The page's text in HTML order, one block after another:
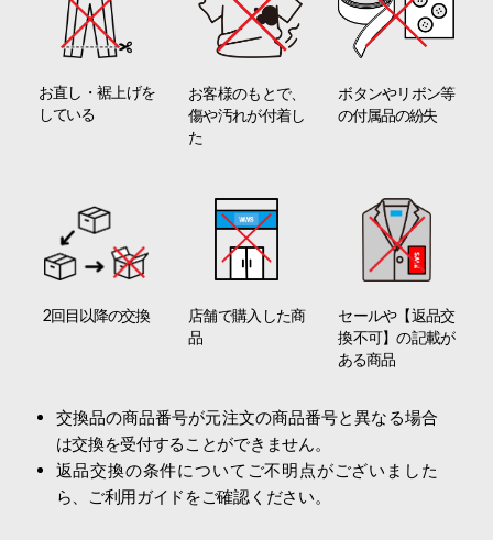
お直し・裾上げを
している
お客様のもとで、
傷や汚れが付着し
た
ボタンやリボン等
の付属品の紛失
2回目以降の交換
店舗で購入した商
品
セールや【返品交
換不可】の記載が
ある商品
交換品の商品番号が元注文の商品番号と異なる場合
は交換を受付することができません。
返品交換の条件についてご不明点がございました
ら、ご利用ガイドをご確認ください。